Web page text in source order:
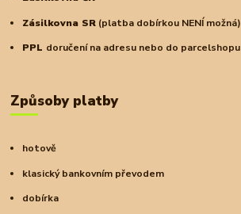
Zásilkovna SR (platba dobírkou NENÍ možná)
PPL doručení na adresu nebo do parcelshopu
Způsoby platby
hotově
klasický bankovním převodem
dobírka